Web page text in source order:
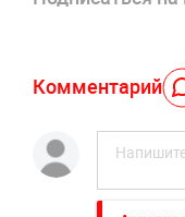
Комментарий